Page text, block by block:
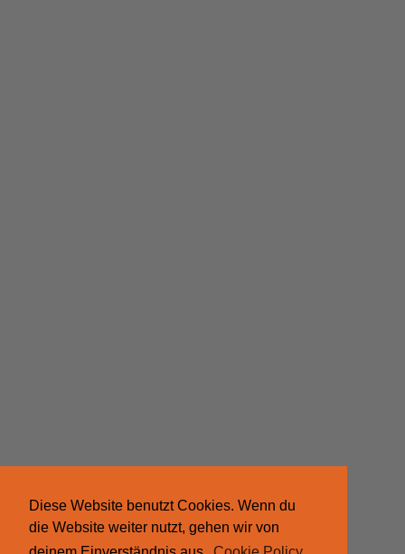
Diese Website benutzt Cookies. Wenn du
die Website weiter nutzt, gehen wir von